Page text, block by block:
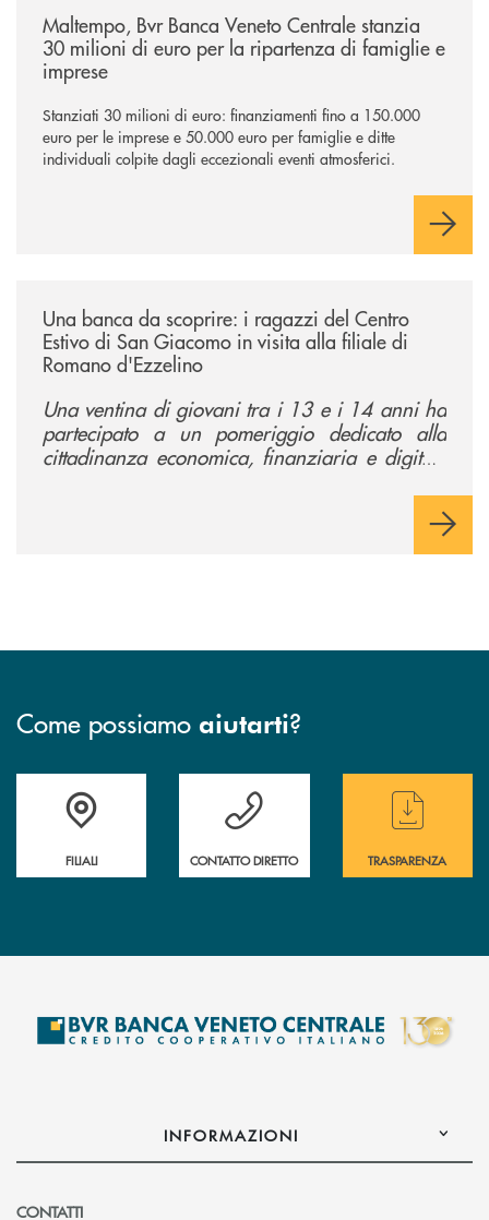
Maltempo, Bvr Banca Veneto Centrale stanzia
30 milioni di euro per la ripartenza di famiglie e
imprese
Stanziati 30 milioni di euro: finanziamenti fino a 150.000
euro per le imprese e 50.000 euro per famiglie e ditte
individuali colpite dagli eccezionali eventi atmosferici.
Una banca da scoprire: i ragazzi del Centro
Estivo di San Giacomo in visita alla filiale di
Romano d'Ezzelino
Una ventina di giovani tra i 13 e i 14 anni ha
partecipato a un pomeriggio dedicato alla
cittadinanza economica, finanziaria e digitale
Come possiamo aiutarti?
Trova la filiale più vicina a te
FILIALI
Hai bisogno di assistenza immediata ?
CONTATTO DIRETTO
Hai bisogno di
TRASPARENZA
INFORMAZIONI
CONTATTI